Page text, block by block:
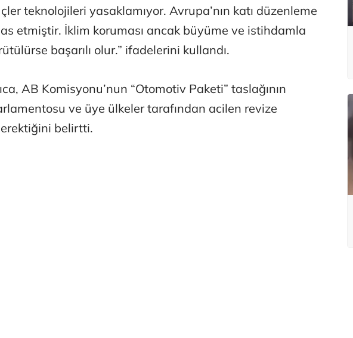
teknolojileri yasaklamıyor. Avrupa’nın katı düzenleme
etmiştir. İklim koruması ancak büyüme ve istihdamla
başarılı olur.” ifadelerini kullandı.
AB Komisyonu’nun “Otomotiv Paketi” taslağının
ve üye ülkeler tarafından acilen revize
belirtti.